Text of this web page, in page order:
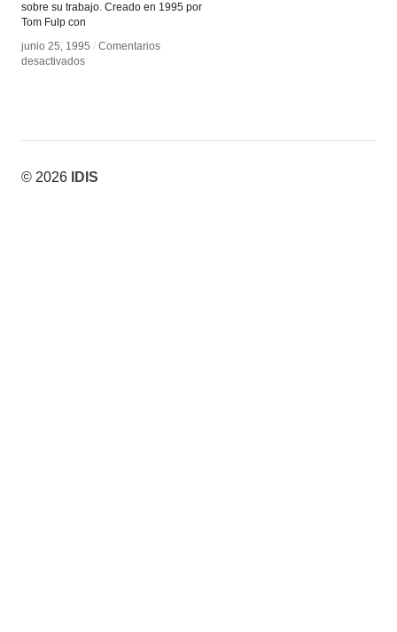
sobre su trabajo. Creado en 1995 por
Tom Fulp con
junio 25, 1995 / Comentarios
desactivadosen
junio 25, 1995 / Comentarios
desactivadosen
© 2026 IDIS